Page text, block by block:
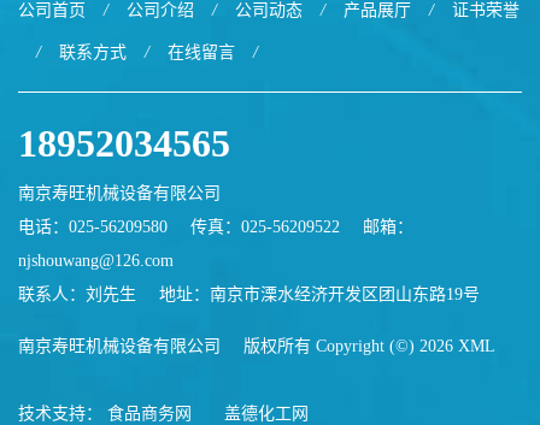
公司首页 / 公司介绍 / 公司动态 / 产品展厅 / 证书荣誉
/ 联系方式 / 在线留言 /
18952034565
南京寿旺机械设备有限公司
电话：025-56209580
传真：025-56209522
邮箱：
njshouwang@126.com
联系人：刘先生
地址：南京市溧水经济开发区团山东路19号
南京寿旺机械设备有限公司 版权所有 Copyright (©) 2026 XML
技术支持： 食品商务网 盖德化工网